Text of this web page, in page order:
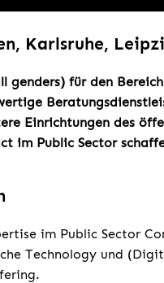
Karlsruhe,
genders) für den
Einrichtungen des
im Public Sector
im Public Sector
Technology und